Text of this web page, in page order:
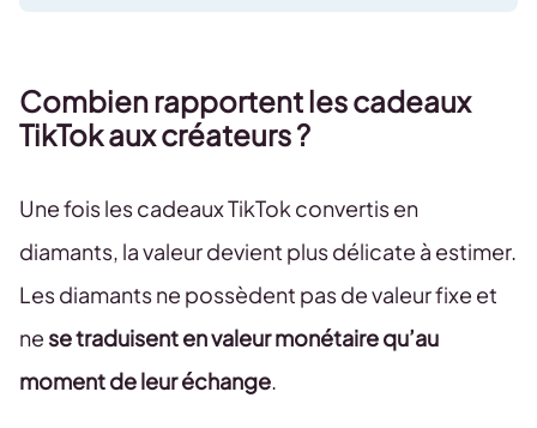
Combien rapportent les cadeaux
TikTok aux créateurs ?
Une fois les cadeaux TikTok convertis en
diamants, la valeur devient plus délicate à estimer.
Les diamants ne possèdent pas de valeur fixe et
ne se traduisent en valeur monétaire qu’au
moment de leur échange.